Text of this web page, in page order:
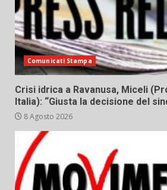
Comunicati Stampa
Crisi idrica a Ravanusa, Miceli
Italia): “Giusta la decisione del
8 Agosto 2026